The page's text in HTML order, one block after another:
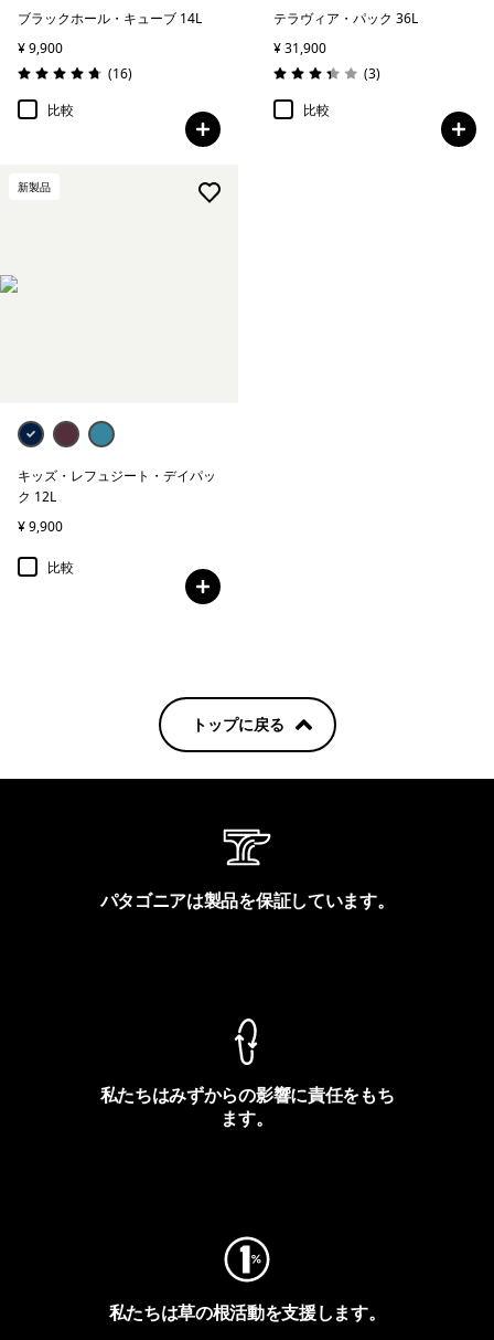
ブラックホール・キューブ 14L
¥ 9,900
評価: 4.8 / 5
(16レビュー
)
比較
テラヴィア・パック 36L
¥ 31,900
評価: 3.3 / 5
(3レビュー
)
比較
新製品
キッズ・レフュジート・デイパッ
ク 12L
¥ 9,900
比較
トップに戻る
パタゴニアは製品を保証しています。
私たちはみずからの影響に責任をもち
ます。
私たちは草の根活動を支援します。